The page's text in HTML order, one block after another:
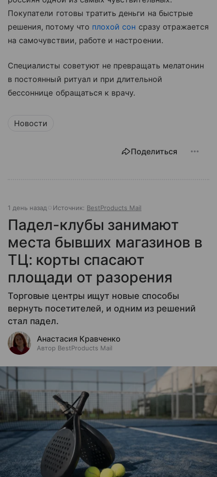
Покупатели готовы тратить деньги на быстрые
решения, потому что плохой сон сразу отражается
на самочувствии, работе и настроении.
Специалисты советуют не превращать мелатонин
в постоянный ритуал и при длительной
бессоннице обращаться к врачу.
Новости
Поделиться
1 день назад Источник: BestProducts Mail
Падел-клубы занимают
места бывших магазинов в
ТЦ: корты спасают
площади от разорения
Торговые центры ищут новые способы
вернуть посетителей, и одним из решений
стал падел.
Анастасия Кравченко
Автор BestProducts Mail